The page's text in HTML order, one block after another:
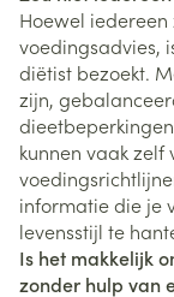
Hoewel
voedingsadvies,
diëtist bezoekt.
zijn,
kunnen vaak
informatie die je
levensstijl te
Is het makkelijk
zonder hulp van